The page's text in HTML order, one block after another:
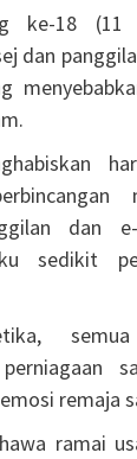
ke-18 (11
dan
dan
sedikit
remaja
ramai